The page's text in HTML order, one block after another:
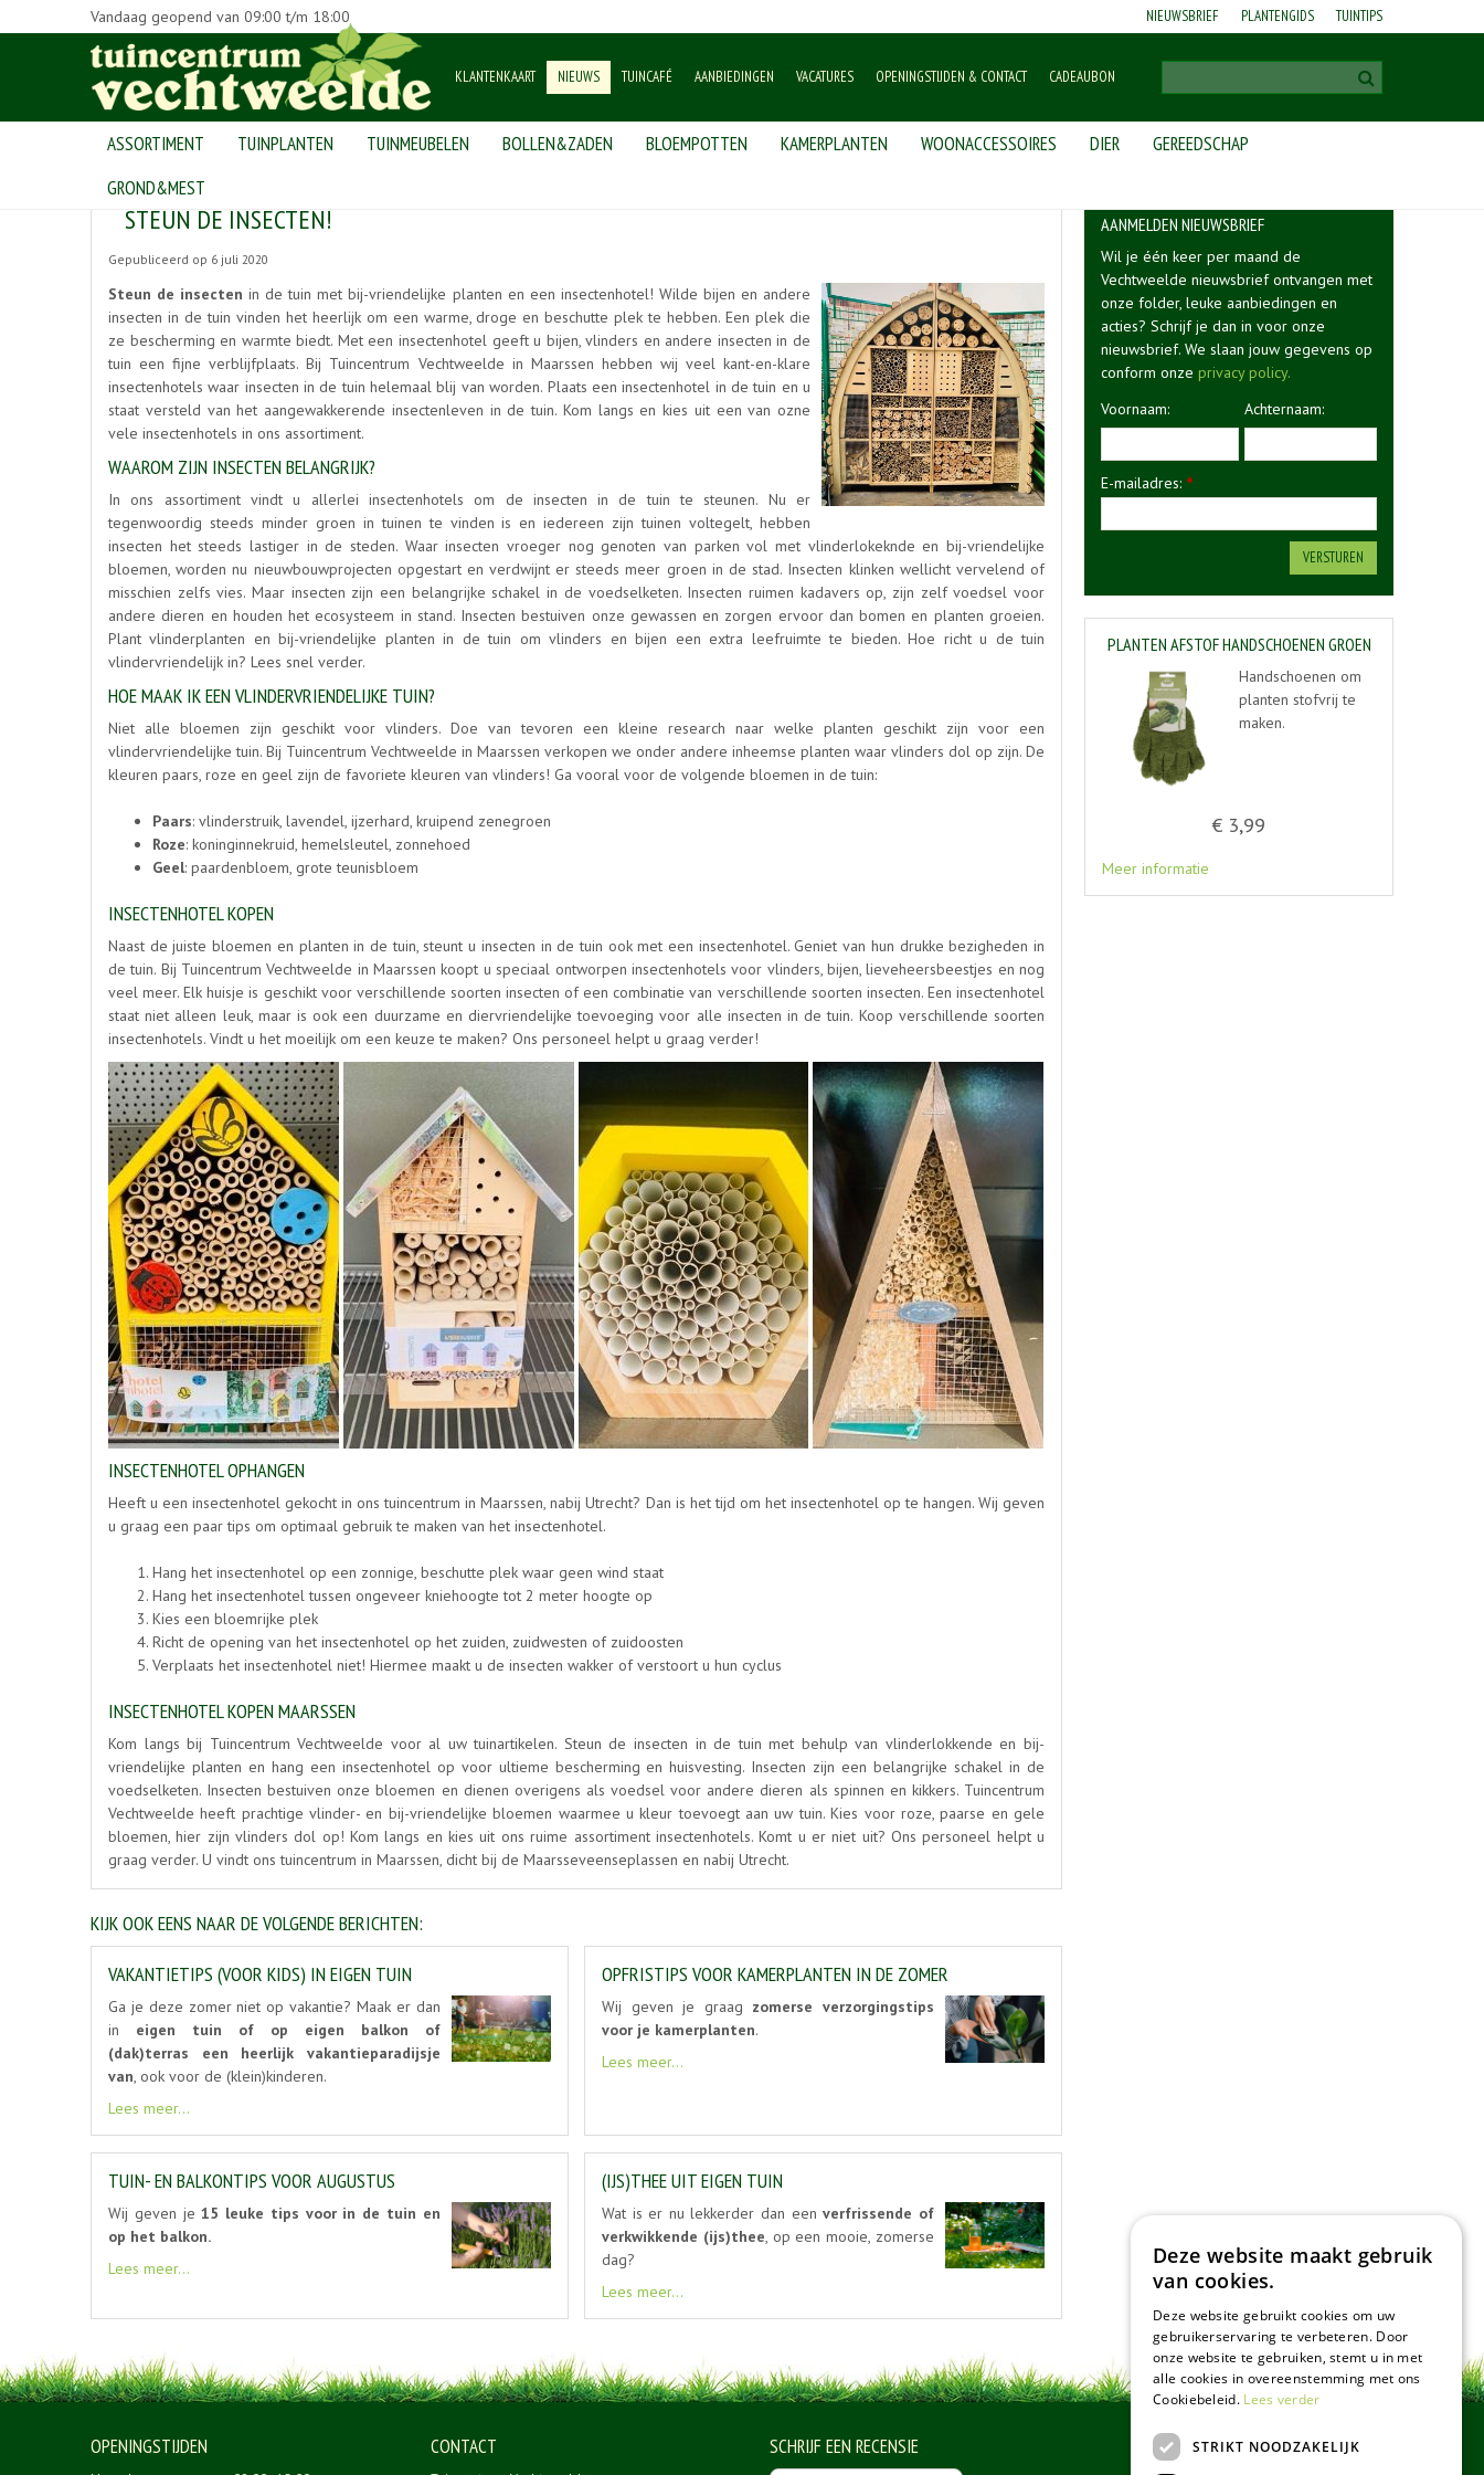
Home > Nieuws >
Vandaag geopend van 09:00 t/m 18:00 NIEUWSBRIEF PLANTENGIDS TUINTIPS
KLANTENKAART NIEUWS TUINCAFÉ AANBIEDINGEN VACATURES OPENINGSTIJDEN & CONTACT CADEAUBON
ASSORTIMENT TUINPLANTEN TUINMEUBELEN BOLLEN&ZADEN BLOEMPOTTEN KAMERPLANTEN WOONACCESSOIRES DIER
GEREEDSCHAP
GROND&MEST
STEUN DE INSECTEN!
Gepubliceerd op 6 juli 2020
Steun de insecten in de tuin met bij-vriendelijke planten en een insectenhotel! Wilde bijen en andere
insecten in de tuin vinden het heerlijk om een warme, droge en beschutte plek te hebben. Een plek die
ze bescherming en warmte biedt. Met een insectenhotel geeft u bijen, vlinders en andere insecten in de
tuin een fijne verblijfplaats. Bij Tuincentrum Vechtweelde in Maarssen hebben wij veel kant-en-klare
insectenhotels waar insecten in de tuin helemaal blij van worden. Plaats een insectenhotel in de tuin en u
staat versteld van het aangewakkerende insectenleven in de tuin. Kom langs en kies uit een van ozne
vele insectenhotels in ons assortiment.
WAAROM ZIJN INSECTEN BELANGRIJK?
In ons assortiment vindt u allerlei insectenhotels om de insecten in de tuin te steunen. Nu er
tegenwoordig steeds minder groen in tuinen te vinden is en iedereen zijn tuinen voltegelt, hebben
insecten het steeds lastiger in de steden. Waar insecten vroeger nog genoten van parken vol met vlinderlokeknde en bij-vriendelijke
bloemen, worden nu nieuwbouwprojecten opgestart en verdwijnt er steeds meer groen in de stad. Insecten klinken wellicht vervelend of
misschien zelfs vies. Maar insecten zijn een belangrijke schakel in de voedselketen. Insecten ruimen kadavers op, zijn zelf voedsel voor
andere dieren en houden het ecosysteem in stand. Insecten bestuiven onze gewassen en zorgen ervoor dan bomen en planten groeien.
Plant vlinderplanten en bij-vriendelijke planten in de tuin om vlinders en bijen een extra leefruimte te bieden. Hoe richt u de tuin
vlindervriendelijk in? Lees snel verder.
HOE MAAK IK EEN VLINDERVRIENDELIJKE TUIN?
Niet alle bloemen zijn geschikt voor vlinders. Doe van tevoren een kleine research naar welke planten geschikt zijn voor een
vlindervriendelijke tuin. Bij Tuincentrum Vechtweelde in Maarssen verkopen we onder andere inheemse planten waar vlinders dol op zijn. De
kleuren paars, roze en geel zijn de favoriete kleuren van vlinders! Ga vooral voor de volgende bloemen in de tuin:
Paars: vlinderstruik, lavendel, ijzerhard, kruipend zenegroen
Roze: koninginnekruid, hemelsleutel, zonnehoed
Geel: paardenbloem, grote teunisbloem
INSECTENHOTEL KOPEN
Naast de juiste bloemen en planten in de tuin, steunt u insecten in de tuin ook met een insectenhotel. Geniet van hun drukke bezigheden in
de tuin. Bij Tuincentrum Vechtweelde in Maarssen koopt u speciaal ontworpen insectenhotels voor vlinders, bijen, lieveheersbeestjes en nog
veel meer. Elk huisje is geschikt voor verschillende soorten insecten of een combinatie van verschillende soorten insecten. Een insectenhotel
staat niet alleen leuk, maar is ook een duurzame en diervriendelijke toevoeging voor alle insecten in de tuin. Koop verschillende soorten
insectenhotels. Vindt u het moeilijk om een keuze te maken? Ons personeel helpt u graag verder!
INSECTENHOTEL OPHANGEN
Heeft u een insectenhotel gekocht in ons tuincentrum in Maarssen, nabij Utrecht? Dan is het tijd om het insectenhotel op te hangen. Wij geven
u graag een paar tips om optimaal gebruik te maken van het insectenhotel.
Hang het insectenhotel op een zonnige, beschutte plek waar geen wind staat
Hang het insectenhotel tussen ongeveer kniehoogte tot 2 meter hoogte op
Kies een bloemrijke plek
Richt de opening van het insectenhotel op het zuiden, zuidwesten of zuidoosten
Verplaats het insectenhotel niet! Hiermee maakt u de insecten wakker of verstoort u hun cyclus
INSECTENHOTEL KOPEN MAARSSEN
Kom langs bij Tuincentrum Vechtweelde voor al uw tuinartikelen. Steun de insecten in de tuin met behulp van vlinderlokkende en bij-
vriendelijke planten en hang een insectenhotel op voor ultieme bescherming en huisvesting. Insecten zijn een belangrijke schakel in de
voedselketen. Insecten bestuiven onze bloemen en dienen overigens als voedsel voor andere dieren als spinnen en kikkers. Tuincentrum
Vechtweelde heeft prachtige vlinder- en bij-vriendelijke bloemen waarmee u kleur toevoegt aan uw tuin. Kies voor roze, paarse en gele
bloemen, hier zijn vlinders dol op! Kom langs en kies uit ons ruime assortiment insectenhotels. Komt u er niet uit? Ons personeel helpt u
graag verder. U vindt ons tuincentrum in Maarssen, dicht bij de Maarsseveenseplassen en nabij Utrecht.
KIJK OOK EENS NAAR DE VOLGENDE BERICHTEN:
VAKANTIETIPS (VOOR KIDS) IN EIGEN TUIN
Ga je deze zomer niet op vakantie? Maak er dan
in eigen tuin of op eigen balkon of
(dak)terras een heerlijk vakantieparadijsje
van, ook voor de (klein)kinderen.
Lees meer...
OPFRISTIPS VOOR KAMERPLANTEN IN DE ZOMER
Wij geven je graag zomerse verzorgingstips
voor je kamerplanten.
Lees meer...
TUIN- EN BALKONTIPS VOOR AUGUSTUS
Wij geven je15 leuke tips voor in de tuin en
op het balkon.
Lees meer...
(IJS)THEE UIT EIGEN TUIN
Wat is er nu lekkerder dan eenverfrissende of
verkwikkende (ijs)thee, op een mooie, zomerse
dag?
Lees meer...
AANMELDEN NIEUWSBRIEF
Wil je één keer per maand de
Vechtweelde nieuwsbrief ontvangen met
onze folder, leuke aanbiedingen en
acties? Schrijf je dan in voor onze
nieuwsbrief. We slaan jouw gegevens op
conform onze privacy policy.
Voornaam:
Achternaam:
E-mailadres: *
PLANTEN AFSTOF HANDSCHOENEN GROEN
Handschoenen om
planten stofvrij te
maken.
€ 3,99
Meer informatie
OPENINGSTIJDEN CONTACT SCHRIJF EEN RECENSIE
Deze website maakt gebruik
van cookies.
Deze website gebruikt cookies om uw
gebruikerservaring te verbeteren. Door
onze website te gebruiken, stemt u in met
alle cookies in overeenstemming met ons
Cookiebeleid. Lees verder
STRIKT NOODZAKELIJK